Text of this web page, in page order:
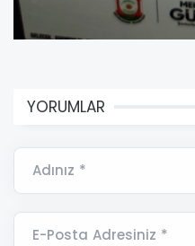
YORUMLAR
Adınız *
E-Posta Adresiniz *